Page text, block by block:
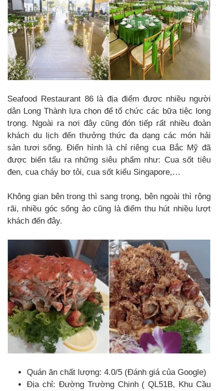
Seafood Restaurant 86 là địa điểm được nhiều người
dân Long Thành lựa chọn để tổ chức các bữa tiệc long
trọng. Ngoài ra nơi đây cũng đón tiếp rất nhiều đoàn
khách du lịch đến thưởng thức đa dạng các món hải
sản tươi sống. Điển hình là chỉ riêng cua Bắc Mỹ đã
được biến tấu ra những siêu phẩm như: Cua sốt tiêu
đen, cua cháy bơ tỏi, cua sốt kiểu Singapore,…
Không gian bên trong thì sang trọng, bên ngoài thì rộng
rãi, nhiều góc sống ảo cũng là điểm thu hút nhiều lượt
khách đến đây.
Quán ăn chất lượng: 4.0/5 (Đánh giá của Google)
Địa chỉ: Đường Trường Chinh ( QL51B, Khu Cầu